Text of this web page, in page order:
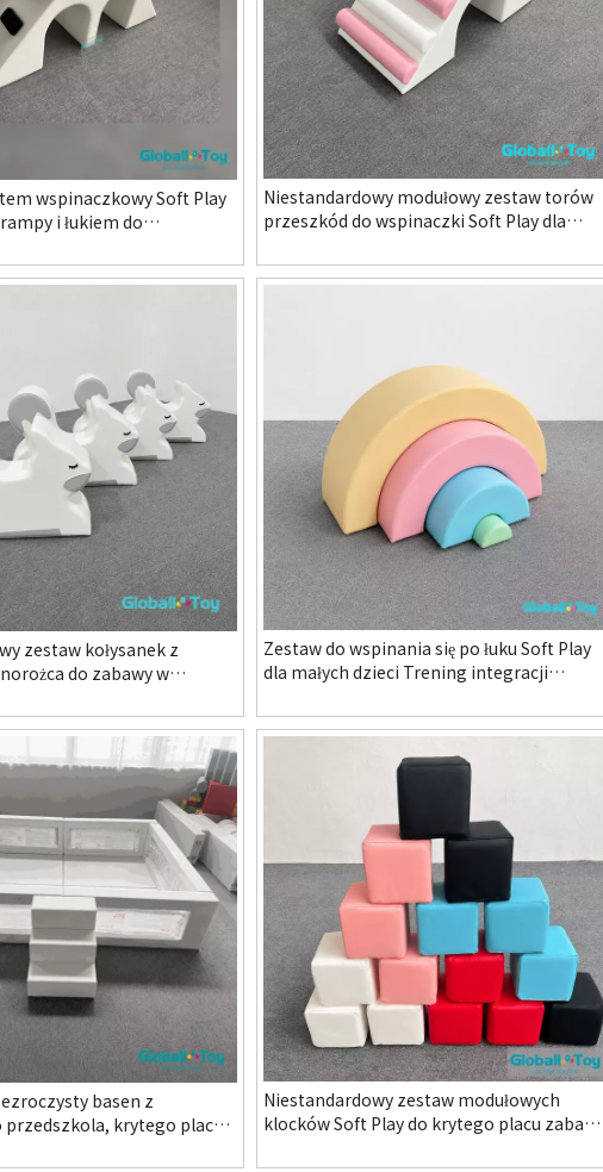
wspinaczkowy Soft Play
i łukiem do
FEC
Niestandardowy modułowy zestaw torów
przeszkód do wspinaczki Soft Play dla
zabaw i system instalacyjny FEC
zestaw kołysanek z
do zabawy w
Zestaw do wspinania się po łuku Soft Play
dla małych dzieci Trening integracji
zabaw System niestandardowego
projektowania
basen z
przedszkola, krytego placu
Niestandardowy zestaw modułowych
klocków Soft Play do krytego placu zabaw